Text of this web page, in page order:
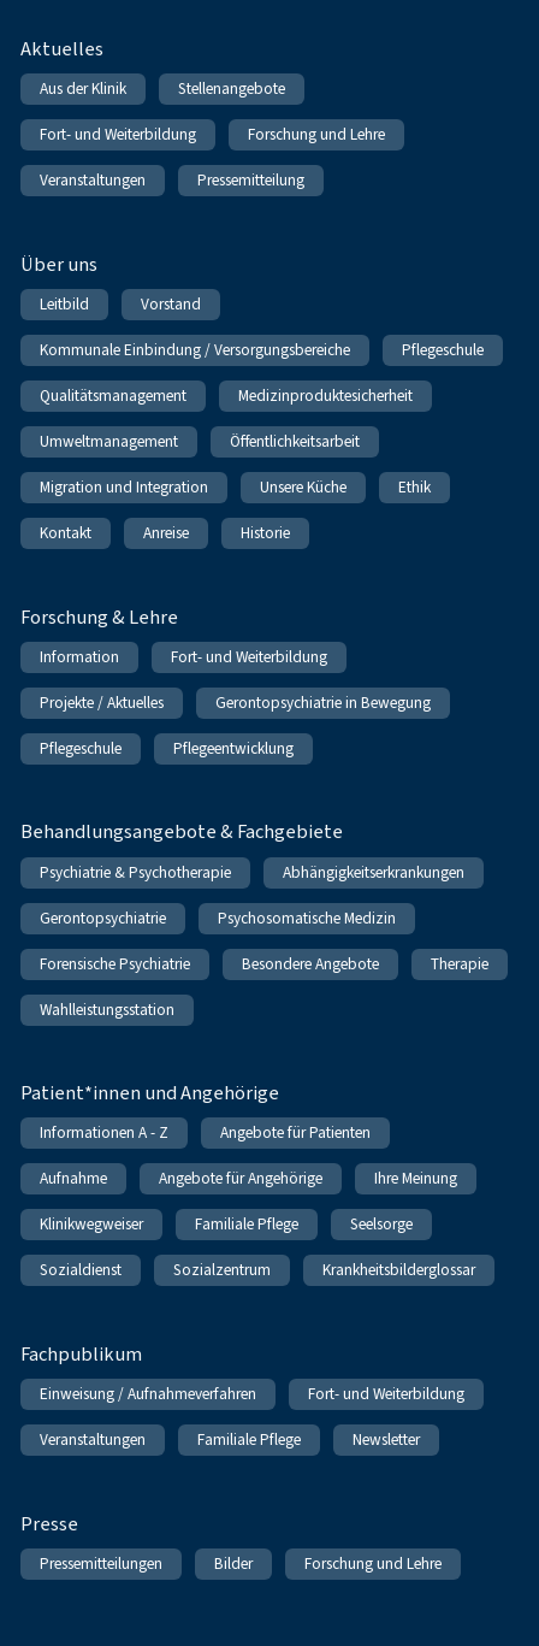
Fußnavigation
Aktuelles
Aus der Klinik Stellenangebote
Fort- und Weiterbildung Forschung und Lehre
Veranstaltungen Pressemitteilung
Über uns
Leitbild Vorstand
Kommunale Einbindung / Versorgungsbereiche Pflegeschule
Qualitätsmanagement Medizinproduktesicherheit
Umweltmanagement Öffentlichkeitsarbeit
Migration und Integration Unsere Küche Ethik
Kontakt Anreise Historie
Forschung & Lehre
Information Fort- und Weiterbildung
Projekte / Aktuelles Gerontopsychiatrie in Bewegung
Pflegeschule Pflegeentwicklung
Behandlungsangebote & Fachgebiete
Psychiatrie & Psychotherapie Abhängigkeitserkrankungen
Gerontopsychiatrie Psychosomatische Medizin
Forensische Psychiatrie Besondere Angebote Therapie
Wahlleistungsstation
Patient*innen und Angehörige
Informationen A - Z Angebote für Patienten
Aufnahme Angebote für Angehörige Ihre Meinung
Klinikwegweiser Familiale Pflege Seelsorge
Sozialdienst Sozialzentrum Krankheitsbilderglossar
Fachpublikum
Einweisung / Aufnahmeverfahren Fort- und Weiterbildung
Veranstaltungen Familiale Pflege Newsletter
Presse
Pressemitteilungen Bilder Forschung und Lehre